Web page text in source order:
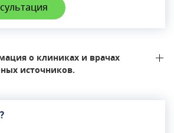
о клиниках и врачах
источников.